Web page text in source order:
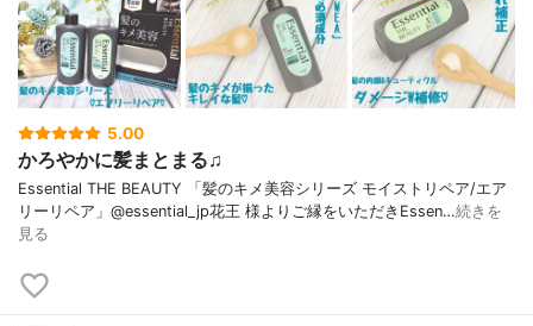
5.00
かろやかに髪まとまる♫
Essential THE BEAUTY 「髪のキメ美容シリーズ モイストリペア/エア
リーリペア」@essential_jp花王 様よりご縁をいただきEssen…続きを
見る